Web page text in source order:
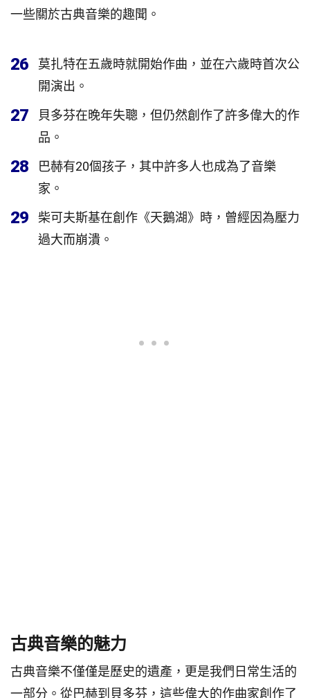
一些關於古典音樂的趣聞。
26
莫扎特在五歲時就開始作曲，並在六歲時首次公
開演出。
27
貝多芬在晚年失聰，但仍然創作了許多偉大的作
品。
28
巴赫有20個孩子，其中許多人也成為了音樂
家。
29
柴可夫斯基在創作《天鵝湖》時，曾經因為壓力
過大而崩潰。
古典音樂的魅力
古典音樂不僅僅是歷史的遺產，更是我們日常生活的
一部分。從巴赫到貝多芬，這些偉大的作曲家創作了